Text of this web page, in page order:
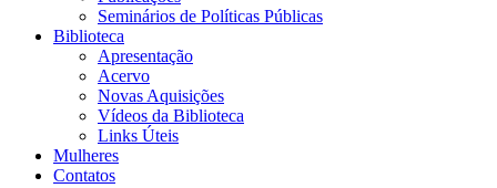
Seminários de Políticas Públicas
Biblioteca
Apresentação
Acervo
Novas Aquisições
Vídeos da Biblioteca
Links Úteis
Mulheres
Contatos